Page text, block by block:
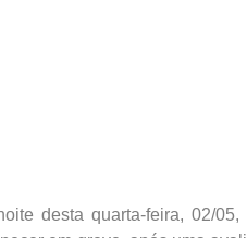
desta quarta-feira, 02/